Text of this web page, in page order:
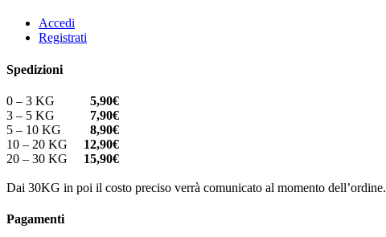
Accedi
Registrati
Spedizioni
0 – 3 KG 5,90€
3 – 5 KG 7,90€
5 – 10 KG 8,90€
10 – 20 KG 12,90€
20 – 30 KG 15,90€
Dai 30KG in poi il costo preciso verrà comunicato al momento dell’ordine.
Pagamenti